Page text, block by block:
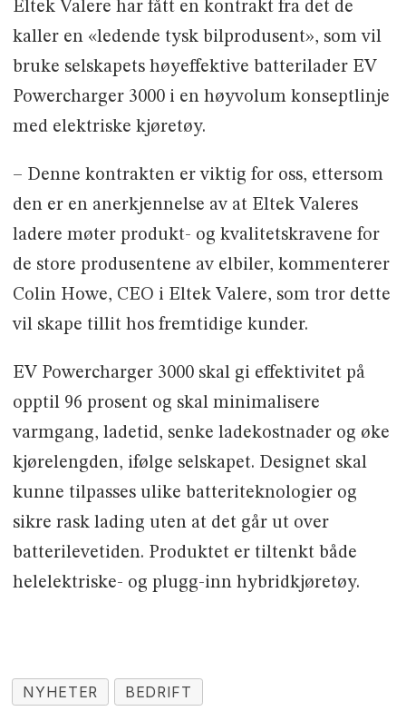
Eltek Valere har fått en kontrakt fra det de
kaller en «ledende tysk bilprodusent», som vil
bruke selskapets høyeffektive batterilader EV
Powercharger 3000 i en høyvolum konseptlinje
med elektriske kjøretøy.
– Denne kontrakten er viktig for oss, ettersom
den er en anerkjennelse av at Eltek Valeres
ladere møter produkt- og kvalitetskravene for
de store produsentene av elbiler, kommenterer
Colin Howe, CEO i Eltek Valere, som tror dette
vil skape tillit hos fremtidige kunder.
EV Powercharger 3000 skal gi effektivitet på
opptil 96 prosent og skal minimalisere
varmgang, ladetid, senke ladekostnader og øke
kjørelengden, ifølge selskapet. Designet skal
kunne tilpasses ulike batteriteknologier og
sikre rask lading uten at det går ut over
batterilevetiden. Produktet er tiltenkt både
helelektriske- og plugg-inn hybridkjøretøy.
NYHETER BEDRIFT